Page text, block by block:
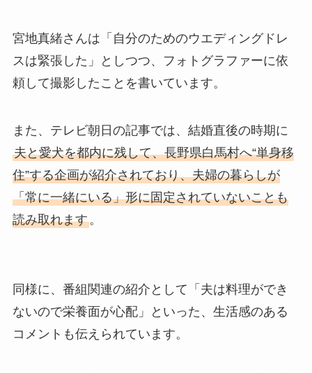
宮地真緒さんは「自分のためのウエディングドレ
スは緊張した」としつつ、フォトグラファーに依
頼して撮影したことを書いています。
また、テレビ朝日の記事では、結婚直後の時期に
夫と愛犬を都内に残して、長野県白馬村へ“単身移
住”する企画が紹介されており、夫婦の暮らしが
「常に一緒にいる」形に固定されていないことも
読み取れます。
同様に、番組関連の紹介として「夫は料理ができ
ないので栄養面が心配」といった、生活感のある
コメントも伝えられています。